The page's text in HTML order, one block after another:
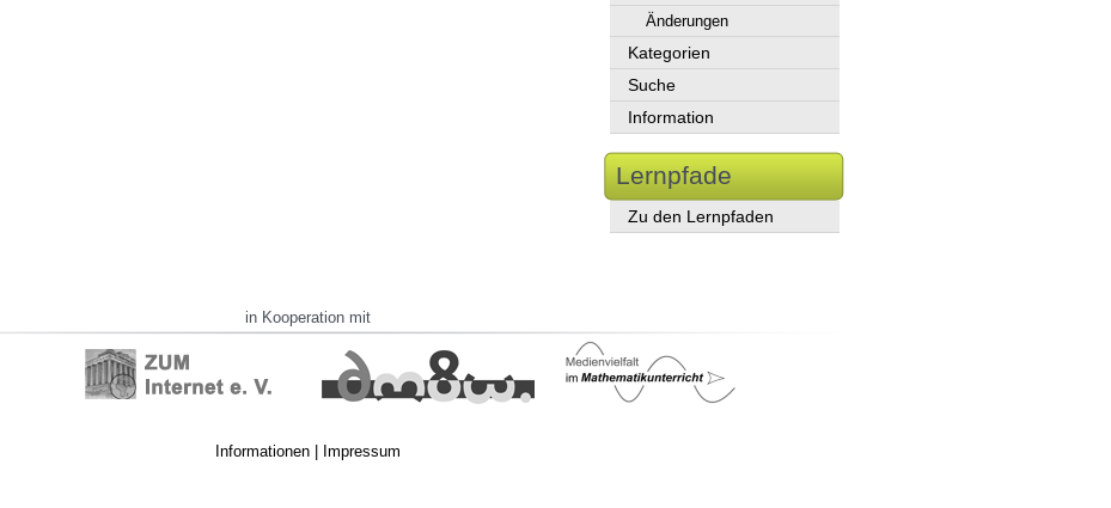
Änderungen
Kategorien
Suche
Information
Lernpfade
Zu den Lernpfaden
in Kooperation mit
Informationen| Impressum